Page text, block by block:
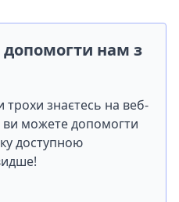
нам з
трохи знаєтесь на веб-
ви можете допомогти
доступною